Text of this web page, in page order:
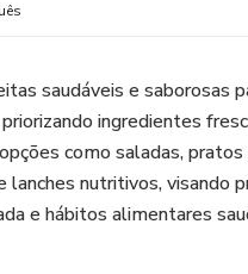
saudáveis e saborosas
ingredientes
como saladas,
lanches nutritivos, visando
e hábitos alimentares